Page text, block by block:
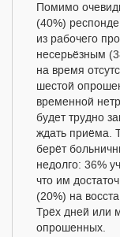
Помимо
(40%)
из рабочего
несерьёзным
на время
шестой
временной
будет трудно
ждать приёма.
берёт
недолго: 36%
что им
(20%) на
Трёх дней или
опрошенных.